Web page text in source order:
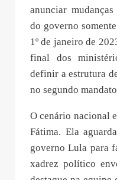
anunciar
do governo
1º de janeiro de
final dos
definir a estrutura
no segundo
O cenário nacional
Fátima. Ela
governo Lula para
xadrez político